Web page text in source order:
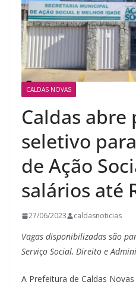
CALDAS NOVAS
Caldas abre
seletivo
de Ação
salários até
27/06/2023 caldasnoticias
Vagas disponibilizadas são
Serviço Social, Direito e
A Prefeitura de Caldas